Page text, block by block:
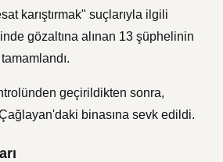
karıştırmak" suçlarıyla ilgili
gözaltına alınan 13 şüphelinin
geçirildikten sonra,
binasına sevk edildi.